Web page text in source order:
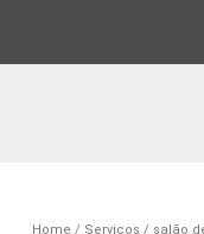
Home Serviços
salão